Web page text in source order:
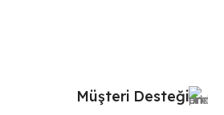
Müşteri Desteği